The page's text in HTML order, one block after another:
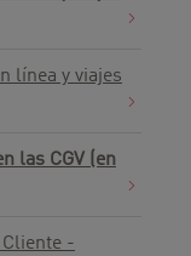
línea y viajes
las CGV (en
-